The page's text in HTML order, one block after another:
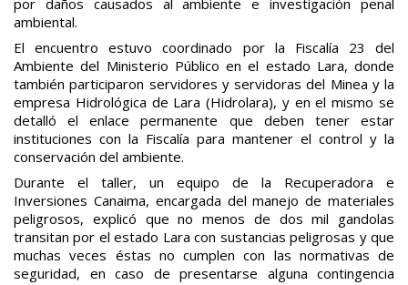
ambiental.
El encuentro estuvo coordinado por la Fiscalía 23 del
Ambiente del Ministerio Público en el estado Lara, donde
también participaron servidores y servidoras del Minea y la
empresa Hidrológica de Lara (Hidrolara), y en el mismo se
detalló el enlace permanente que deben tener estar
instituciones con la Fiscalía para mantener el control y la
conservación del ambiente.
Durante el taller, un equipo de la Recuperadora e
Inversiones Canaima, encargada del manejo de materiales
peligrosos, explicó que no menos de dos mil gandolas
transitan por el estado Lara con sustancias peligrosas y que
muchas veces éstas no cumplen con las normativas de
seguridad, en caso de presentarse alguna contingencia